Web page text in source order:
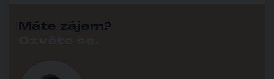
Máte zájem?